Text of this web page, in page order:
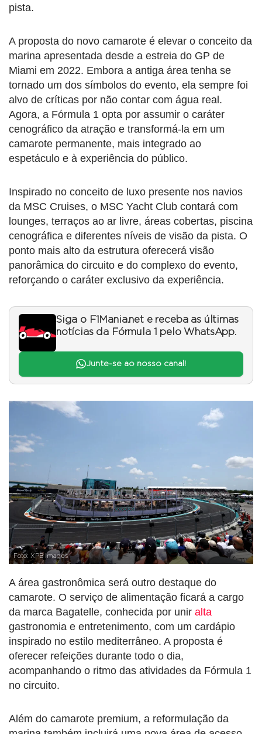
pista.
A proposta do novo camarote é elevar o conceito da
marina apresentada desde a estreia do GP de
Miami em 2022. Embora a antiga área tenha se
tornado um dos símbolos do evento, ela sempre foi
alvo de críticas por não contar com água real.
Agora, a Fórmula 1 opta por assumir o caráter
cenográfico da atração e transformá-la em um
camarote permanente, mais integrado ao
espetáculo e à experiência do público.
Inspirado no conceito de luxo presente nos navios
da MSC Cruises, o MSC Yacht Club contará com
lounges, terraços ao ar livre, áreas cobertas, piscina
cenográfica e diferentes níveis de visão da pista. O
ponto mais alto da estrutura oferecerá visão
panorâmica do circuito e do complexo do evento,
reforçando o caráter exclusivo da experiência.
Siga o F1Mania.net e receba as últimas
notícias da Fórmula 1 pelo WhatsApp.
Junte-se ao nosso canal!
Foto: XPB Images
A área gastronômica será outro destaque do
camarote. O serviço de alimentação ficará a cargo
da marca Bagatelle, conhecida por unir alta
gastronomia e entretenimento, com um cardápio
inspirado no estilo mediterrâneo. A proposta é
oferecer refeições durante todo o dia,
acompanhando o ritmo das atividades da Fórmula 1
no circuito.
Além do camarote premium, a reformulação da